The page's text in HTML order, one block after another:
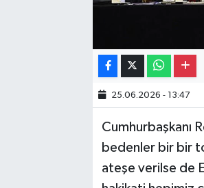
25.06.2026 - 13:47
Cumhurbaşkanı
bedenler bir bir
ateşe verilse de